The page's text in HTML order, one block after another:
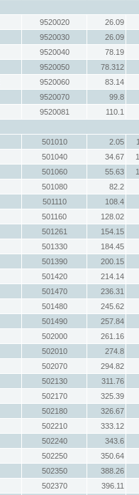
9520020
26.09
9520030
26.09
9520040
78.19
9520050
78.312
9520060
83.14
9520070
99.8
9520081
110.1
501010 2.05
501040 34.67
501060 55.63
501080
82.2
501110
108.4
501160
128.02
501261
154.15
501330
184.45
501390
200.15
501420
214.14
501470
236.31
501480
245.62
501490
257.84
502000
261.16
502010
274.8
502070
294.82
502130
311.76
502170
325.39
502180
326.67
502210
333.12
502240
343.6
502250
350.64
502350
388.26
502370
396.11